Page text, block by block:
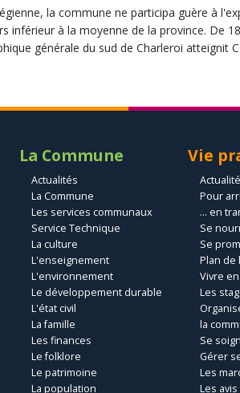
la commune ne participa guère à
à la moyenne de la province. De
générale du sud de Charleroi atteignit
La Commune
Actualités
La Commune
Les services communaux
Service Technique
La culture
L'enseignement
L'environnement
Le développement durable
L'état civil
La famille
Les finances
Le folklore
Le patrimoine
La population
Vie
Pour
... en
Se
Se
Plan de
Vivre
Les
la
Se
Gérer
Les
Les